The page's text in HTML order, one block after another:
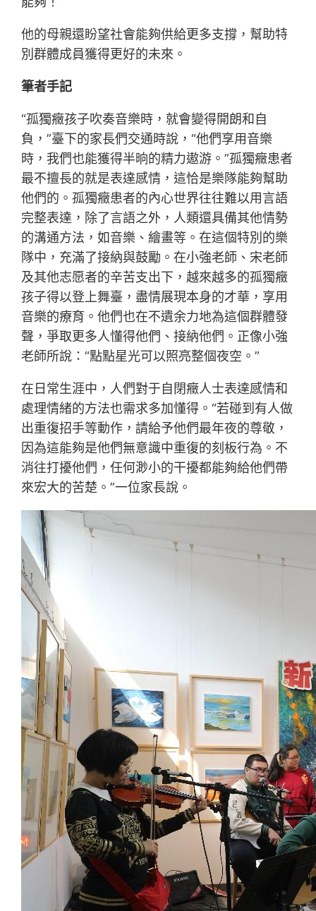
他的母親還盼望社會能夠供給更多支撐，幫助特
別群體成員獲得更好的未來。
筆者手記
“孤獨癥孩子吹奏音樂時，就會變得開朗和自
負，”臺下的家長們交通時說，“他們享用音樂
時，我們也能獲得半晌的精力遨游。”孤獨癥患者
最不擅長的就是表達感情，這恰是樂隊能夠幫助
他們的。孤獨癥患者的內心世界往往難以用言語
完整表達，除了言語之外，人類還具備其他情勢
的溝通方法，如音樂、繪畫等。在這個特別的樂
隊中，充滿了接納與鼓勵。在小強老師、宋老師
及其他志愿者的辛苦支出下，越來越多的孤獨癥
孩子得以登上舞臺，盡情展現本身的才華，享用
音樂的療育。他們也在不遺余力地為這個群體發
聲，爭取更多人懂得他們、接納他們。正像小強
老師所說：“點點星光可以照亮整個夜空。”
在日常生涯中，人們對于自閉癥人士表達感情和
處理情緒的方法也需求多加懂得。“若碰到有人做
出重復招手等動作，請給予他們最年夜的尊敬，
因為這能夠是他們無意識中重復的刻板行為。不
消往打擾他們，任何渺小的干擾都能夠給他們帶
來宏大的苦楚。”一位家長說。